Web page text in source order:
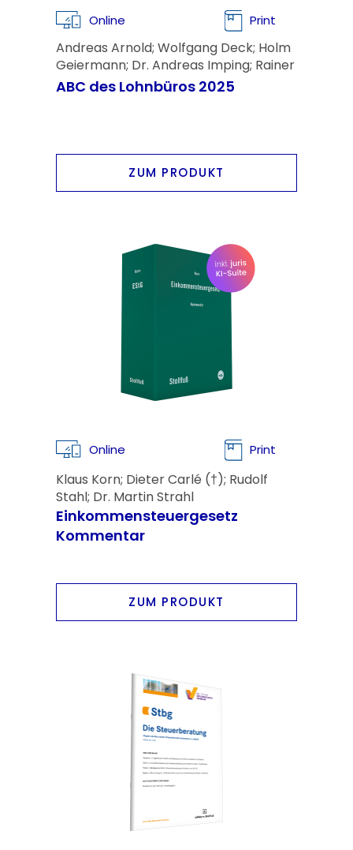
Online Print
Andreas Arnold; Wolfgang Deck; Holm
Geiermann; Dr. Andreas Imping; Rainer
Voss; Kai Nehring
ABC des Lohnbüros 2025
ZUM PRODUKT
Online Print
Klaus Korn; Dieter Carlé (†); Rudolf
Stahl; Dr. Martin Strahl
Einkommensteuergesetz
Kommentar
ZUM PRODUKT